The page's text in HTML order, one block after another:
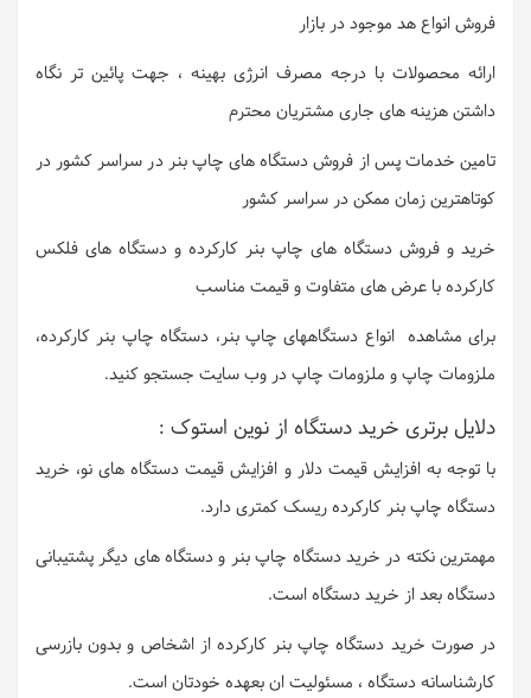
فروش انواع هد موجود در بازار
ارائه محصولات با درجه مصرف انرژی بهینه ، جهت پائین تر نگاه
داشتن هزینه های جاری مشتریان محترم
تامین خدمات پس از فروش دستگاه های چاپ بنر در سراسر کشور در
کوتاهترین زمان ممکن در سراسر کشور
خرید و فروش دستگاه های چاپ بنر کارکرده و دستگاه های فلکس
کارکرده با عرض های متفاوت و قیمت مناسب
برای مشاهده انواع دستگاههای چاپ بنر، دستگاه چاپ بنر کارکرده،
ملزومات چاپ و ملزومات چاپ در وب سایت جستجو کنید.
دلایل برتری خرید دستگاه از نوین استوک :
با توجه به افزایش قیمت دلار و افزایش قیمت دستگاه های نو، خرید
دستگاه چاپ بنر کارکرده ریسک کمتری دارد.
مهمترین نکته در خرید دستگاه چاپ بنر و دستگاه های دیگر پشتیبانی
دستگاه بعد از خرید دستگاه است.
در صورت خرید دستگاه چاپ بنر کارکرده از اشخاص و بدون بازرسی
کارشناسانه دستگاه ، مسئولیت ان بعهده خودتان است.